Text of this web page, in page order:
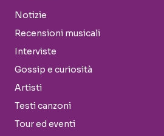
Notizie
Recensioni musicali
Interviste
Gossip e curiosità
Artisti
Testi canzoni
Tour ed eventi